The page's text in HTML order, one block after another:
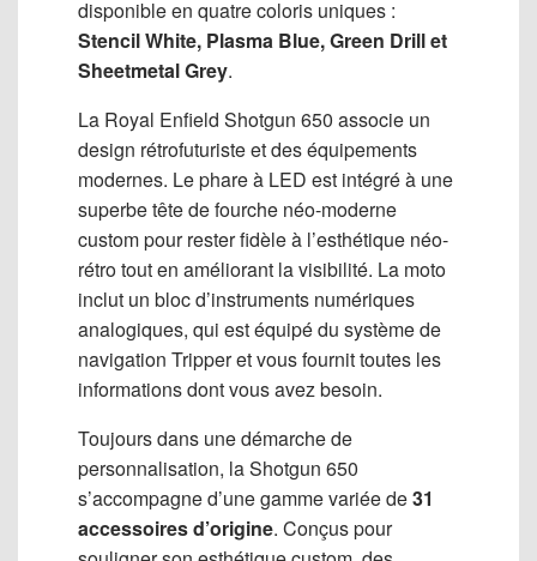
disponible en quatre coloris uniques :
Stencil White, Plasma Blue, Green Drill et
Sheetmetal Grey.
La Royal Enfield Shotgun 650 associe un
design rétrofuturiste et des équipements
modernes. Le phare à LED est intégré à une
superbe tête de fourche néo-moderne
custom pour rester fidèle à l’esthétique néo-
rétro tout en améliorant la visibilité. La moto
inclut un bloc d’instruments numériques
analogiques, qui est équipé du système de
navigation Tripper et vous fournit toutes les
informations dont vous avez besoin.
Toujours dans une démarche de
personnalisation, la Shotgun 650
s’accompagne d’une gamme variée de31
accessoires d’origine. Conçus pour